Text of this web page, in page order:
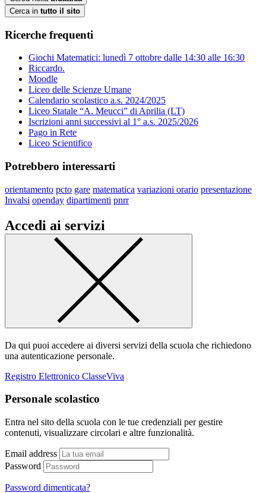
Cerca in tutto il sito
Ricerche frequenti
Giochi Matematici: lunedì 7 ottobre dalle 14:30 alle 16:30
Riccardo.
Moodle
Liceo delle Scienze Umane
Calendario scolastico a.s. 2024/2025
Liceo Statale “A. Meucci” di Aprilia (LT)
Iscrizioni anni successivi al 1° a.s. 2025/2026
Pago in Rete
Liceo Scientifico
Potrebbero interessarti
orientamento pcto gare matematica variazioni orario presentazione
Invalsi openday dipartimenti pnrr
Accedi ai servizi
Da qui puoi accedere ai diversi servizi della scuola che richiedono
una autenticazione personale.
Registro Elettronico ClasseViva
Personale scolastico
Entra nel sito della scuola con le tue credenziali per gestire
contenuti, visualizzare circolari e altre funzionalità.
Email address
Password
Password dimenticata?